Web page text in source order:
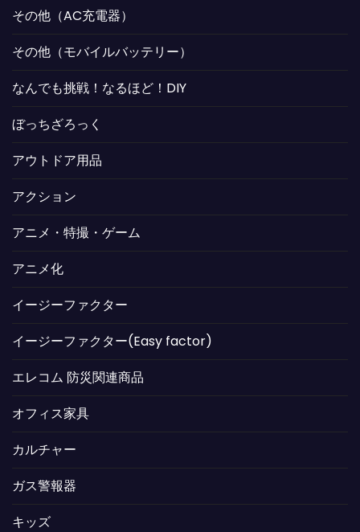
その他（AC充電器）
その他（モバイルバッテリー）
なんでも挑戦！なるほど！DIY
ぼっちざろっく
アウトドア用品
アクション
アニメ・特撮・ゲーム
アニメ化
イージーファクター
イージーファクター(Easy factor)
エレコム 防災関連商品
オフィス家具
カルチャー
ガス警報器
キッズ